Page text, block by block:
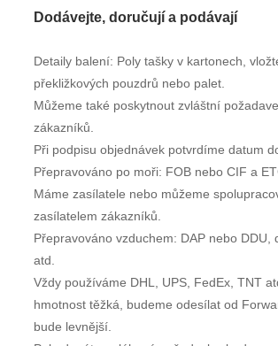
Dodávejte, doručují a podávají
Detaily balení: Poly tašky v kartonech,
překližkových pouzdrů nebo palet.
Můžeme také poskytnout zvláštní
zákazníků.
Při podpisu objednávek potvrdíme datum
Přepravováno po moři: FOB nebo CIF a
Máme zasílatele nebo můžeme
zasílatelem zákazníků.
Přepravováno vzduchem: DAP nebo DDU,
atd.
Vždy používáme DHL, UPS, FedEx, TNT
hmotnost těžká, budeme odesílat od
bude levnější.